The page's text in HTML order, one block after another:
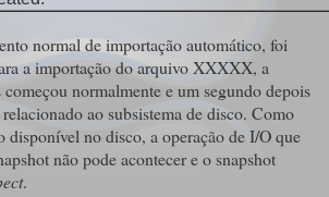
normal de importação automático, foi
a importação do arquivo XXXXX, a
normalmente e um segundo depois
ao subsistema de disco. Como
disponível no disco, a operação de I/O que
não pode acontecer e o snapshot
.